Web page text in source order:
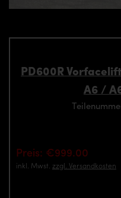
PD600R
A6 /
Preis: €999.00
inkl. Mwst. zzgl. Versandkosten